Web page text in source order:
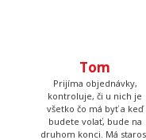
všetko čo má byť a keď
budete volať, bude na
druhom konci. Má starosť
väčšinu potlačí a grafík